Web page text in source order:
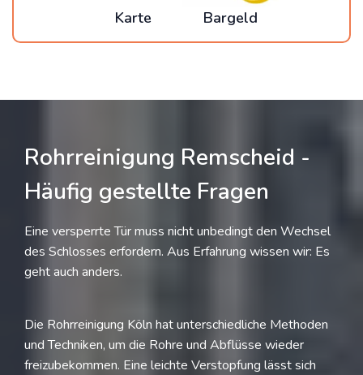
Karte Bargeld
Rohrreinigung Remscheid -
Häufig gestellte Fragen
Eine versperrte Tür muss nicht unbedingt den Wechsel
des Schlosses erfordern. Aus Erfahrung wissen wir: Es
geht auch anders.
Die Rohrreinigung Köln hat unterschiedliche Methoden
und Techniken, um die Rohre und Abflüsse wieder
freizubekommen. Eine leichte Verstopfung lässt sich